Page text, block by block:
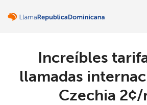
Increíbles
llamadas
Czechia